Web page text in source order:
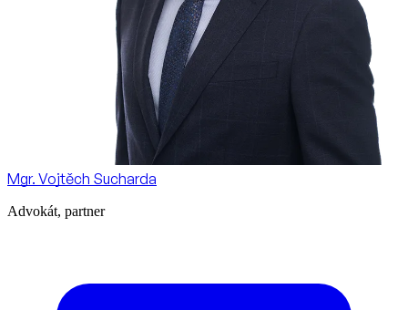
Mgr. Vojtěch Sucharda
Advokát, partner